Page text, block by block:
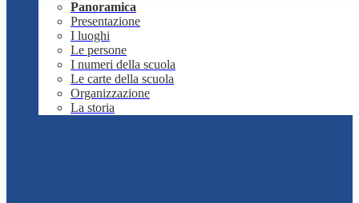
Panoramica
Presentazione
I luoghi
Le persone
I numeri della scuola
Le carte della scuola
Organizzazione
La storia